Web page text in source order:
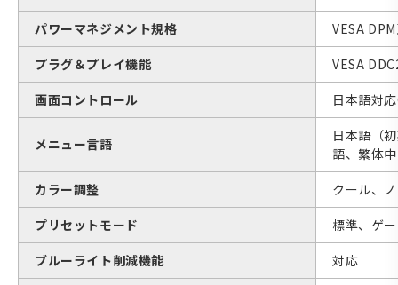
パワーマネジメント規格
VESA
プラグ＆プレイ機能
VESA
画面コントロール
日本語対
メニュー言語
日本語（
語、繁体
カラー調整
クール、
プリセットモード
標準、ゲ
ブルーライト削減機能
対応